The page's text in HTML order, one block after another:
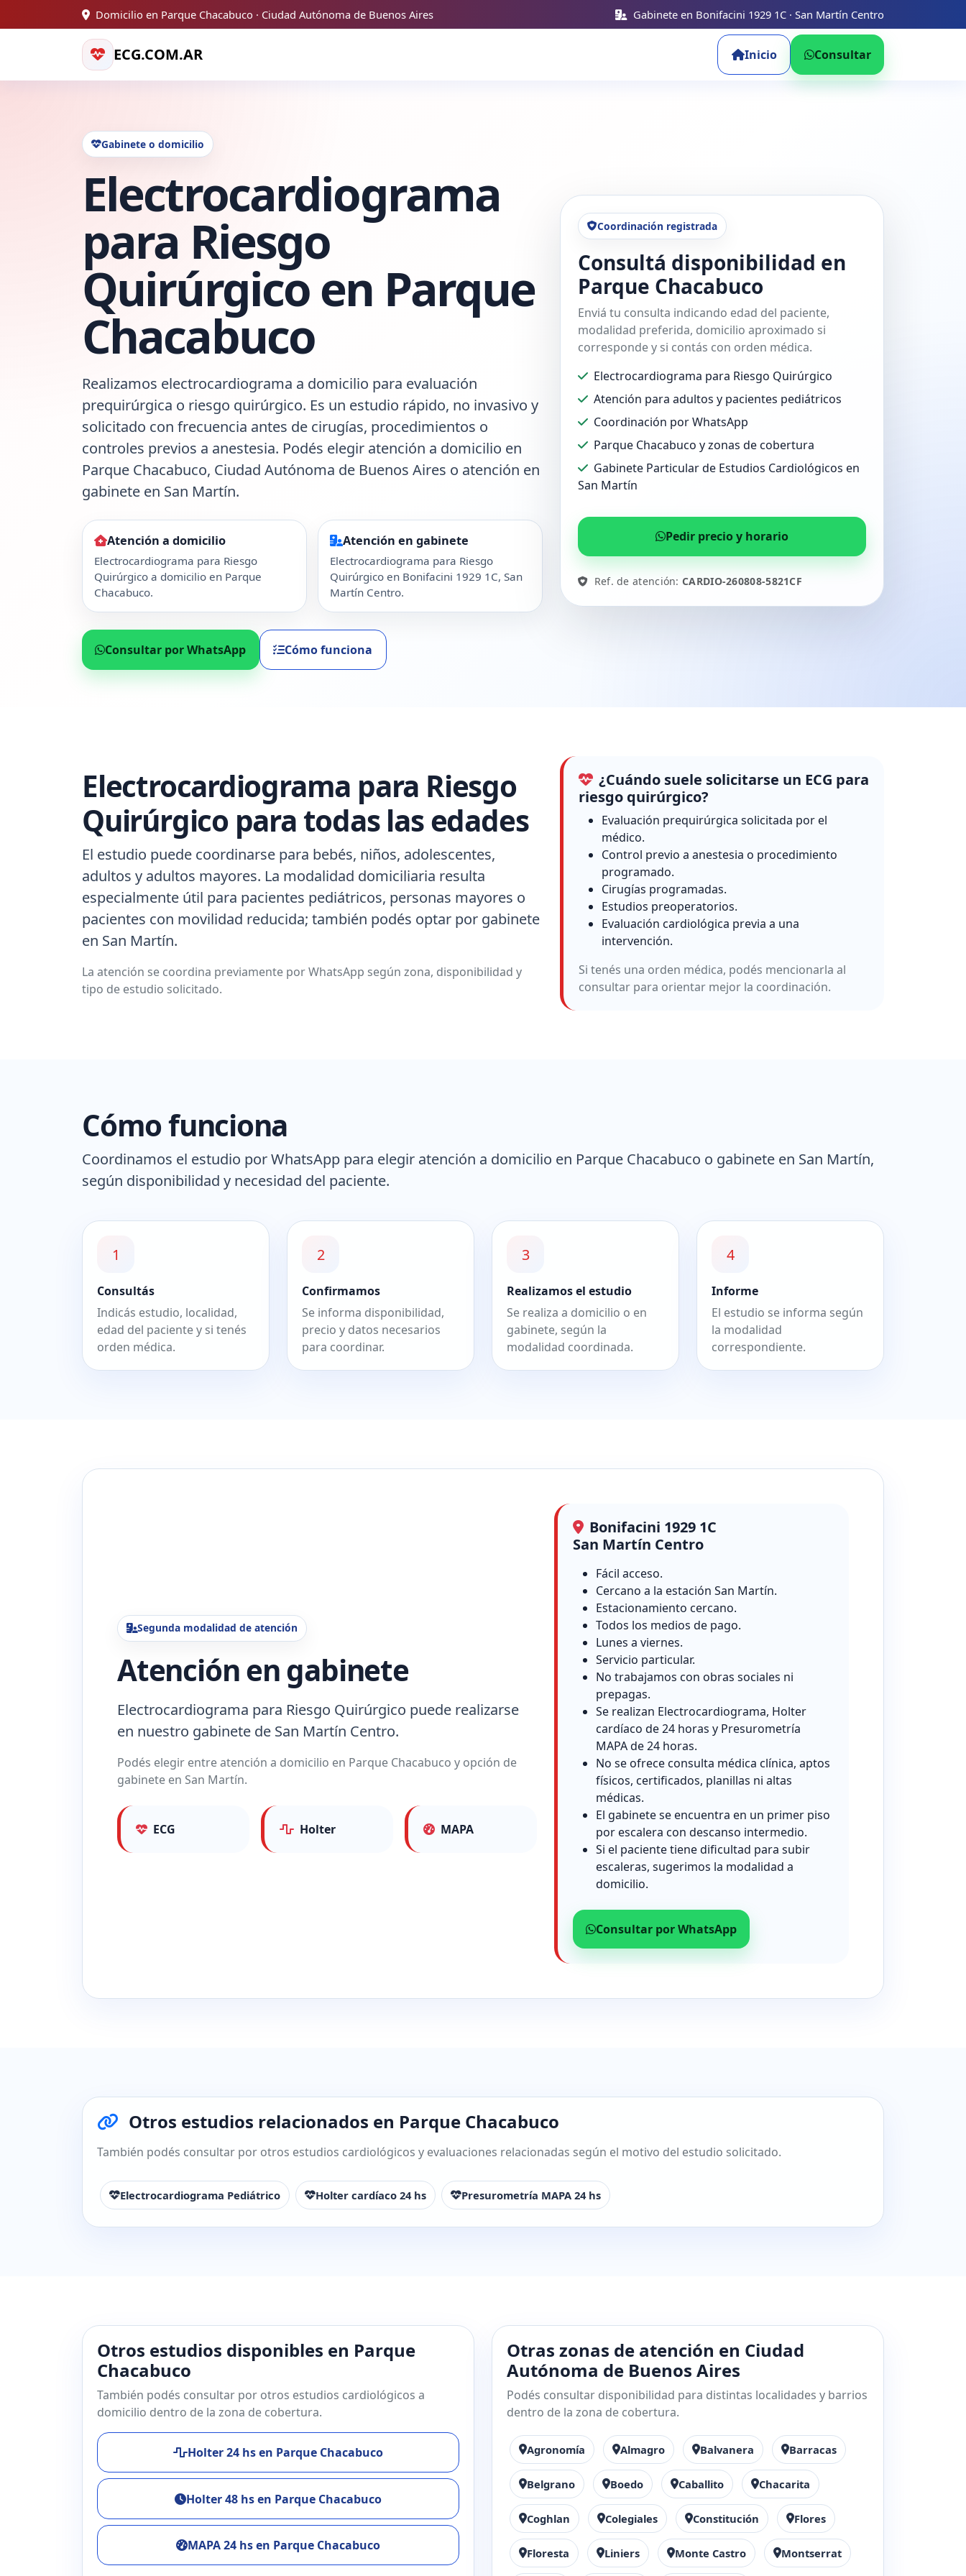
Domicilio en Parque Chacabuco · Ciudad Autónoma de Buenos Aires Gabinete en Bonifacini 1929 1C · San Martín Centro
ECG.COM.AR Inicio Consultar
Gabinete o domicilio
Electrocardiograma
para Riesgo
Quirúrgico en Parque
Chacabuco
Realizamos electrocardiograma a domicilio para evaluación
prequirúrgica o riesgo quirúrgico. Es un estudio rápido, no invasivo y
solicitado con frecuencia antes de cirugías, procedimientos o
controles previos a anestesia. Podés elegir atención a domicilio en
Parque Chacabuco, Ciudad Autónoma de Buenos Aires o atención en
gabinete en San Martín.
Atención a domicilio
Electrocardiograma para Riesgo
Quirúrgico a domicilio en Parque
Chacabuco.
Atención en gabinete
Electrocardiograma para Riesgo
Quirúrgico en Bonifacini 1929 1C, San
Martín Centro.
Consultar por WhatsApp Cómo funciona
Coordinación registrada
Consultá disponibilidad en
Parque Chacabuco
Enviá tu consulta indicando edad del paciente,
modalidad preferida, domicilio aproximado si
corresponde y si contás con orden médica.
Electrocardiograma para Riesgo Quirúrgico
Atención para adultos y pacientes pediátricos
Coordinación por WhatsApp
Parque Chacabuco y zonas de cobertura
Gabinete Particular de Estudios Cardiológicos en
San Martín
Pedir precio y horario
Ref. de atención:CARDIO-260808-5821CF
Electrocardiograma para Riesgo
Quirúrgico para todas las edades
El estudio puede coordinarse para bebés, niños, adolescentes,
adultos y adultos mayores. La modalidad domiciliaria resulta
especialmente útil para pacientes pediátricos, personas mayores o
pacientes con movilidad reducida; también podés optar por gabinete
en San Martín.
La atención se coordina previamente por WhatsApp según zona, disponibilidad y
tipo de estudio solicitado.
¿Cuándo suele solicitarse un ECG para
riesgo quirúrgico?
Evaluación prequirúrgica solicitada por el
médico.
Control previo a anestesia o procedimiento
programado.
Cirugías programadas.
Estudios preoperatorios.
Evaluación cardiológica previa a una
intervención.
Si tenés una orden médica, podés mencionarla al
consultar para orientar mejor la coordinación.
Cómo funciona
Coordinamos el estudio por WhatsApp para elegir atención a domicilio en Parque Chacabuco o gabinete en San Martín,
según disponibilidad y necesidad del paciente.
1
Consultás
Indicás estudio, localidad,
edad del paciente y si tenés
orden médica.
2
Confirmamos
Se informa disponibilidad,
precio y datos necesarios
para coordinar.
3
Realizamos el estudio
Se realiza a domicilio o en
gabinete, según la
modalidad coordinada.
4
Informe
El estudio se informa según
la modalidad
correspondiente.
Segunda modalidad de atención
Atención en gabinete
Electrocardiograma para Riesgo Quirúrgico puede realizarse
en nuestro gabinete de San Martín Centro.
Podés elegir entre atención a domicilio en Parque Chacabuco y opción de
gabinete en San Martín.
ECG Holter MAPA
Bonifacini 1929 1C
San Martín Centro
Fácil acceso.
Cercano a la estación San Martín.
Estacionamiento cercano.
Todos los medios de pago.
Lunes a viernes.
Servicio particular.
No trabajamos con obras sociales ni
prepagas.
Se realizan Electrocardiograma, Holter
cardíaco de 24 horas y Presurometría
MAPA de 24 horas.
No se ofrece consulta médica clínica, aptos
físicos, certificados, planillas ni altas
médicas.
El gabinete se encuentra en un primer piso
por escalera con descanso intermedio.
Si el paciente tiene dificultad para subir
escaleras, sugerimos la modalidad a
domicilio.
Consultar por WhatsApp
Otros estudios relacionados en Parque Chacabuco
También podés consultar por otros estudios cardiológicos y evaluaciones relacionadas según el motivo del estudio solicitado.
Electrocardiograma Pediátrico Holter cardíaco 24 hs Presurometría MAPA 24 hs
Otros estudios disponibles en Parque
Chacabuco
También podés consultar por otros estudios cardiológicos a
domicilio dentro de la zona de cobertura.
Holter 24 hs en Parque Chacabuco
Holter 48 hs en Parque Chacabuco
MAPA 24 hs en Parque Chacabuco
Otras zonas de atención en Ciudad
Autónoma de Buenos Aires
Podés consultar disponibilidad para distintas localidades y barrios
dentro de la zona de cobertura.
Agronomía Almagro Balvanera Barracas
Belgrano Boedo Caballito Chacarita
Coghlan Colegiales Constitución Flores
Floresta Liniers Monte Castro Montserrat